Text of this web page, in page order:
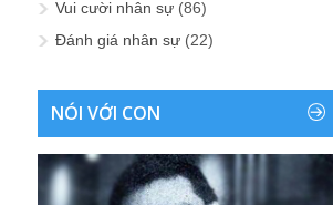
Vui cười nhân sự (86)
Đánh giá nhân sự (22)
NÓI VỚI CON